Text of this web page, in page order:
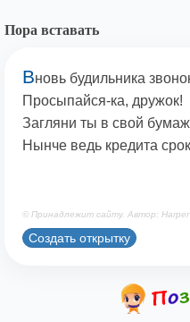
Пора вставать
Вновь будильника
Просыпайся-ка, дружок!
Загляни ты в свой
Нынче ведь кредита
© Принадлежит сайту. Автор: Harper
Создать открытку